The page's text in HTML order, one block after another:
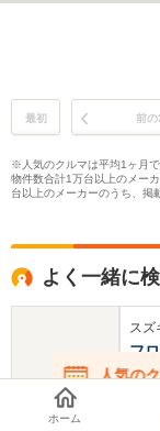
最初 前
※人気のクルマは平均1ヶ月
物件数合計1万台以上のメー
台以上のメーカーのうち、掲
よく一緒に
基本情報
スズ
フ
人気の
在庫が無
ホーム